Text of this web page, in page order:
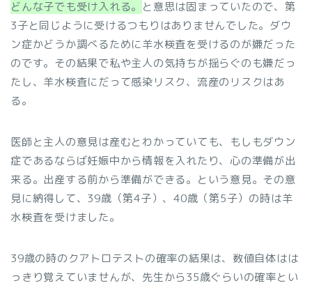
どんな子でも受け入れる。 と意思は固まっていたので、第
3子と同じように受けるつもりはありませんでした。ダウ
ン症かどうか調べるために羊水検査を受けるのが嫌だった
のです。 その結果で私や主人の気持ちが揺らぐのも嫌だっ
たし、羊水検査にだって感染リスク、流産のリスクはあ
る。
医師と主人の意見は産むとわかっていても、もしもダウン
症であるならば妊娠中から情報を入れたり、心の準備が出
来る。出産する前から準備ができる。という意見。その意
見に納得して、39歳（第4子）、40歳（第5子）の時は羊
水検査を受けました。
39歳の時のクアトロテストの確率の結果は、数値自体はは
っきり覚えていませんが、先生から35歳ぐらいの確率とい